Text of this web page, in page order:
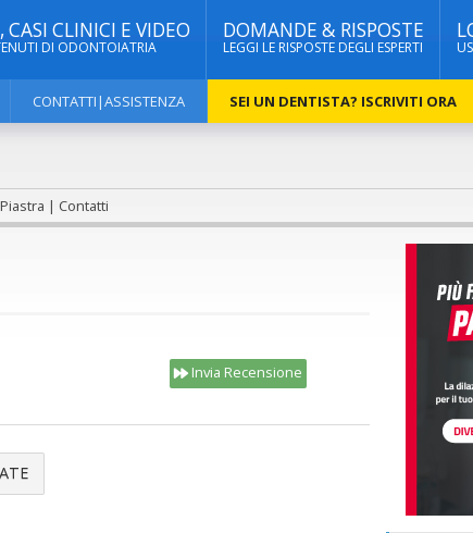
CASI CLINICI E VIDEO
DI ODONTOIATRIA
DOMANDE & RISPOSTE
LEGGI LE RISPOSTE DEGLI ESPERTI
CONTATTI|ASSISTENZA SEI UN DENTISTA? ISCRIVITI ORA
| Contatti
Invia Recensione